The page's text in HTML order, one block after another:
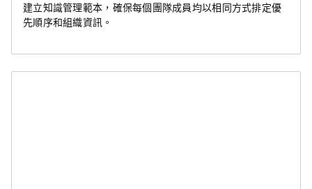
建立知識管理範本，確保每個團隊成員均以相同方式排定優
先順序和組織資訊。